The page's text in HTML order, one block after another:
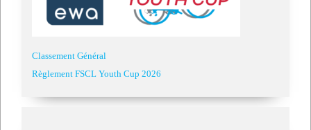
Classement Général
Règlement FSCL Youth Cup 2026